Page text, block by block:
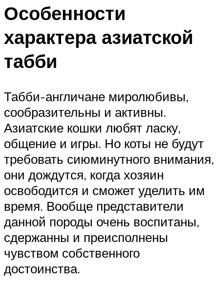
Особенности
характера азиатской
табби
Табби-англичане миролюбивы,
сообразительны и активны.
Азиатские кошки любят ласку,
общение и игры. Но коты не будут
требовать сиюминутного внимания,
они дождутся, когда хозяин
освободится и сможет уделить им
время. Вообще представители
данной породы очень воспитаны,
сдержанны и преисполнены
чувством собственного
достоинства.